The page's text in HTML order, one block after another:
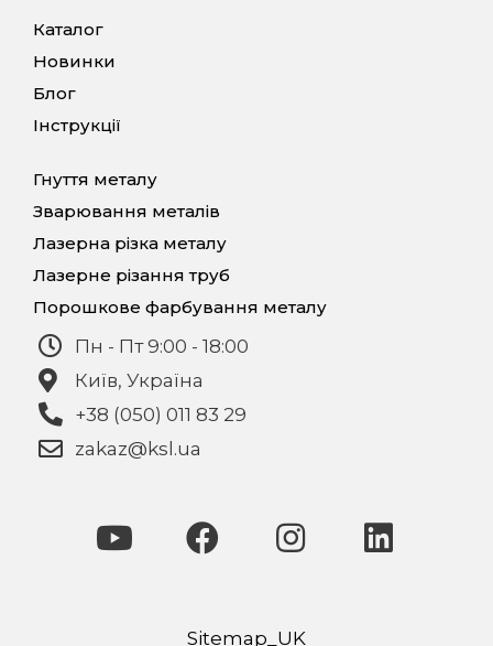
Каталог
Новинки
Блог
Інструкції
Гнуття металу
Зварювання металів
Лазерна різка металу
Лазерне різання труб
Порошкове фарбування металу
Пн - Пт 9:00 - 18:00
Київ, Україна
+38 (050) 011 83 29
zakaz@ksl.ua
Sitemap_UK